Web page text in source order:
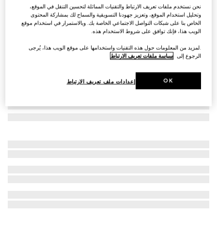
AED 2,250
تنويعاتمتعدد الألوان
نحن نستخدم ملفات تعريف الارتباط والتقنيات المماثلة لتحسين التنقل في الموقع،
وتحليل استخدام الموقع، وتعزيز جهودنا التسويقية والسماح لك بمشاركة المحتوى
الخاص بنا على شبكات التواصل الاجتماعي الخاصة بك. وبالاستمرار في استخدام موقع
الويب هذا، فإنك توافق على شروط الاستخدام هذه.
.لمزيد من المعلومات حول هذه التقنيات واستخدامها على موقع الويب هذا، يُرجى
الرجوع إلى سياسة ملفات تعريف الارتباط
إعدادات ملف تعريف الارتباط OK